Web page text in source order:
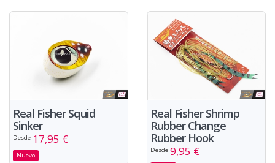
Real Fisher Squid
Sinker
Desde 17,95 €
Nuevo
Real Fisher Shrimp
Rubber Change
Rubber Hook
Desde 9,95 €